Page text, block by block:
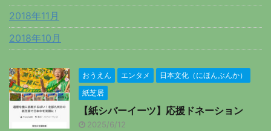
2018年11月
2018年10月
おうえん エンタメ
日本文化（にほんぶんか）
紙芝居
【紙シバーイーツ】応援ドネーション
2025/6/12